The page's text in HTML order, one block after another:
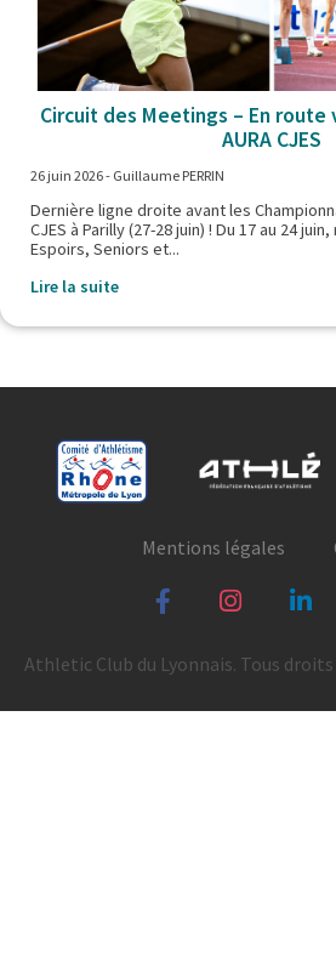
Circuit des Meetings – En route
AURA CJES
26 juin 2026- Guillaume PERRIN
Dernière ligne droite avant les
CJES à Parilly (27-28 juin) ! Du 17 au 24
Espoirs, Seniors et...
Lire la suite
Mentions légales
Athletic Club du Lyonnais. Tous